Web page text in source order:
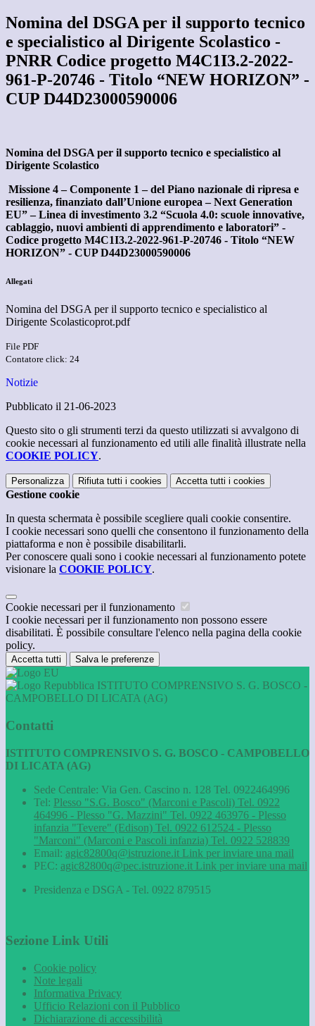
Nomina del DSGA per il supporto tecnico
e specialistico al Dirigente Scolastico -
PNRR Codice progetto M4C1I3.2-2022-
961-P-20746 - Titolo “NEW HORIZON” -
CUP D44D23000590006
Nomina del DSGA per il supporto tecnico e specialistico al
Dirigente Scolastico
Missione 4 – Componente 1 – del Piano nazionale di ripresa e
resilienza, finanziato dall’Unione europea – Next Generation
EU”– Linea di investimento 3.2 “Scuola 4.0: scuole innovative,
cablaggio, nuovi ambienti di apprendimento e laboratori” -
Codice progetto M4C1I3.2-2022-961-P-20746 - Titolo “NEW
HORIZON” - CUPD44D23000590006
Allegati
Nomina del DSGA per il supporto tecnico e specialistico al
Dirigente Scolasticoprot.pdf
File PDF
Contatore click: 24
Notizie
Pubblicato il 21-06-2023
Questo sito o gli strumenti terzi da questo utilizzati si avvalgono di
cookie necessari al funzionamento ed utili alle finalità illustrate nella
COOKIE POLICY.
Personalizza Rifiuta tutti i cookies Accetta tutti i cookies
Gestione cookie
In questa schermata è possibile scegliere quali cookie consentire.
I cookie necessari sono quelli che consentono il funzionamento della
piattaforma e non è possibile disabilitarli.
Per conoscere quali sono i cookie necessari al funzionamento potete
visionare la COOKIE POLICY.
Cookie necessari per il funzionamento
I cookie necessari per il funzionamento non possono essere
disabilitati. È possibile consultare l'elenco nella pagina della cookie
policy.
Accetta tutti Salva le preferenze
ISTITUTO COMPRENSIVO S. G. BOSCO -
CAMPOBELLO DI LICATA (AG)
Contatti
ISTITUTO COMPRENSIVO S. G. BOSCO - CAMPOBELLO
DI LICATA (AG)
Sede Centrale: Via Gen. Cascino n. 128 Tel. 0922464996
Tel: Plesso "S.G. Bosco" (Marconi e Pascoli) Tel. 0922
464996 - Plesso "G. Mazzini" Tel. 0922 463976 - Plesso
infanzia "Tevere" (Edison) Tel. 0922 612524 - Plesso
"Marconi" (Marconi e Pascoli infanzia) Tel. 0922 528839
Email: agic82800q@istruzione.it Link per inviare una mail
PEC: agic82800q@pec.istruzione.it Link per inviare una mail
Presidenza e DSGA - Tel. 0922 879515
Sezione Link Utili
Cookie policy
Note legali
Informativa Privacy
Ufficio Relazioni con il Pubblico
Dichiarazione di accessibilità